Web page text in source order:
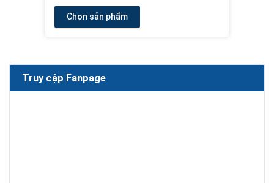
Chọn sản phẩm
Truy cập Fanpage